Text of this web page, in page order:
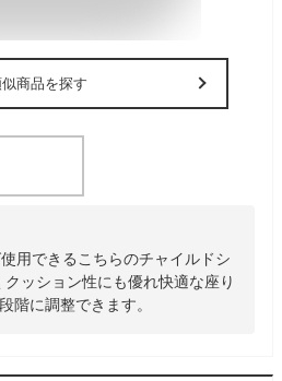
商品を探す
用できるこちらのチャイルドシ
ッション性にも優れ快適な座り
階に調整できます。